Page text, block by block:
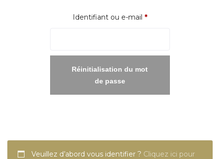
Identifiant ou e-mail *Obligatoire
Réinitialisation du mot
de passe
Veuillez d’abord vous identifier ? Cliquez ici pour